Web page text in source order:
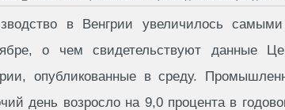
в Венгрии увеличилось
о чем свидетельствуют данные
опубликованные в среду.
день возросло на 9,0 процента в